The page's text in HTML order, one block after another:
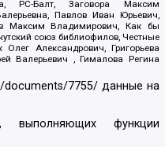
РС-Балт, Заговора Максим
Павлов Иван Юрьевич,
Максим Владимирович, Как бы
союз библиофилов, Честные
Александрович, Григорьева
Валерьевич , Гималова Регина
documents/7755/ данные на
функции